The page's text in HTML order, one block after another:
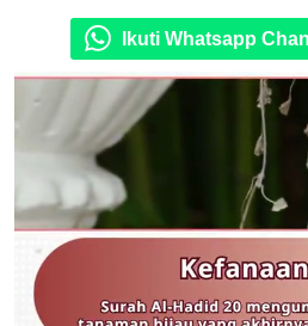
Ikuti Whatsapp